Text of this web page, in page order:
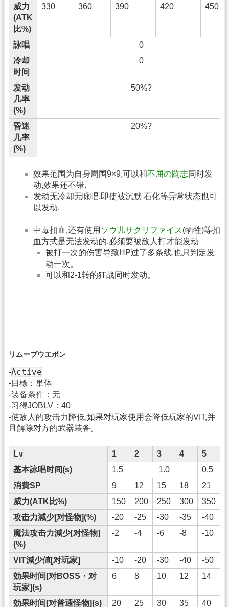
威力
(ATK
比%)
330 360 390 420 450
詠唱
0
冷却
时间
0
发动
几率
(%)
50%?
昏迷
几率
(%)
20%?
效果范围为自身周围9×9,可以和不屈の闘志同时发
动,效果还不错.
发动无冷却无咏唱,即使被沉默 石化等异常状态也可
以发动.
中毒扣血,还有使用 ソウ儿サクリファイス(牺牲)等扣
血方式是无法发动的,必须要被敌人打才能发动
被打一次的伤害导致HP过了多条线,也只判定发
动一次。
可以和2-1转的狂战同时发动。
リムーブウエポン
-Active
-目標：単体
-装备条件：无
-习得JOBLV：40
-使敌人的攻击力降低,如果对玩家使用会降低玩家的VIT,并
且解除对方的武器装备。
Lv 1 2 3 4
5
基本詠唱时间(s)
1.5 1.0
0.5
消費SP
9 12 15 18
21
威力(ATK比%)
150 200 250 300
350
攻击力減少[对怪物](%)
-20 -25 -30 -35
-40
魔法攻击力減少[对怪物]
(%)
-2 -4 -6 -8 -10
VIT減少値[对玩家] -10 -20 -30 -40
-50
効果时间[对BOSS・对
玩家](s)
6 8 10 12 14
効果时间[对普通怪物](s) 20 25 30 35 40